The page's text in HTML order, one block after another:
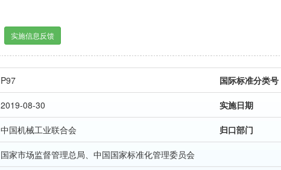
实施信息反馈
P97 国际标准分类号
2019-08-30 实施日期
中国机械工业联合会 归口部门
国家市场监督管理总局、中国国家标准化管理委员会